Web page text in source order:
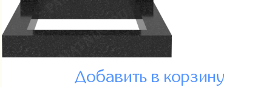
Добавить в корзину